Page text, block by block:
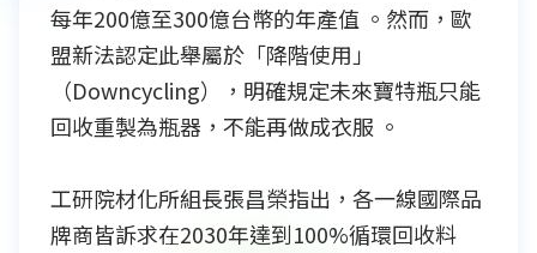
每年200億至300億台幣的年產值 。然而，歐
盟新法認定此舉屬於「降階使用」
（Downcycling），明確規定未來寶特瓶只能
回收重製為瓶器，不能再做成衣服 。
工研院材化所組長張昌榮指出，各一線國際品
牌商皆訴求在2030年達到100%循環回收料